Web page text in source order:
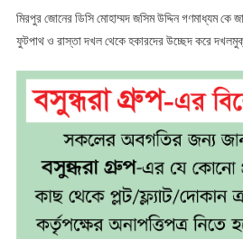
মিরপুর জোনের ডিসি মোহাম্মদ জসিম উদ্দিন গণমাধ্যম কে
ফুটপাথ ও রাস্তা দখল থেকে হকারদের উচ্ছেদ করে